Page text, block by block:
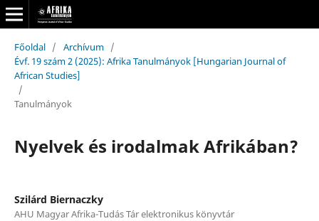
Főoldal / Archívum /
Évf. 19 szám 2 (2025): Afrika Tanulmányok [Hungarian Journal of
African Studies]
/
Tanulmányok
Nyelvek és irodalmak Afrikában?
Szilárd Biernaczky
AHU Magyar Afrika-Tudás Tár elektronikus könyvtár